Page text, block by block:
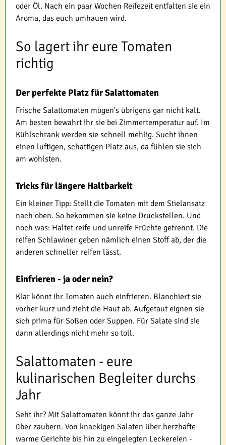
oder Öl. Nach ein paar Wochen Reifezeit entfalten sie ein
Aroma, das euch umhauen wird.
So lagert ihr eure Tomaten
richtig
Der perfekte Platz für Salattomaten
Frische Salattomaten mögen's übrigens gar nicht kalt.
Am besten bewahrt ihr sie bei Zimmertemperatur auf. Im
Kühlschrank werden sie schnell mehlig. Sucht ihnen
einen luftigen, schattigen Platz aus, da fühlen sie sich
am wohlsten.
Tricks für längere Haltbarkeit
Ein kleiner Tipp: Stellt die Tomaten mit dem Stielansatz
nach oben. So bekommen sie keine Druckstellen. Und
noch was: Haltet reife und unreife Früchte getrennt. Die
reifen Schlawiner geben nämlich einen Stoff ab, der die
anderen schneller reifen lässt.
Einfrieren - ja oder nein?
Klar könnt ihr Tomaten auch einfrieren. Blanchiert sie
vorher kurz und zieht die Haut ab. Aufgetaut eignen sie
sich prima für Soßen oder Suppen. Für Salate sind sie
dann allerdings nicht mehr so toll.
Salattomaten - eure
kulinarischen Begleiter durchs
Jahr
Seht ihr? Mit Salattomaten könnt ihr das ganze Jahr
über zaubern. Von knackigen Salaten über herzhafte
warme Gerichte bis hin zu eingelegten Leckereien -